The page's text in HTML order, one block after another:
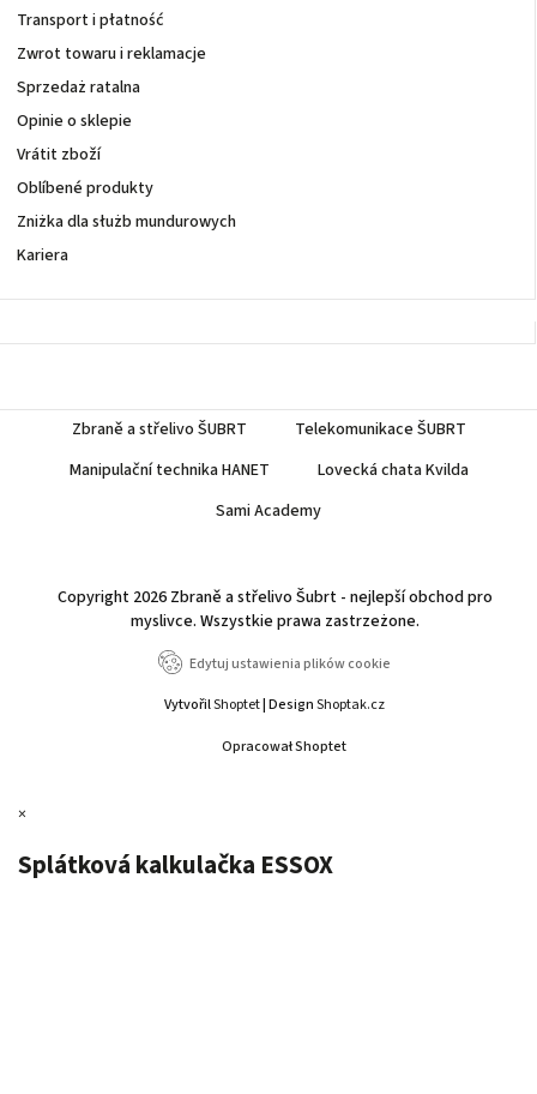
Transport i płatność
Zwrot towaru i reklamacje
Sprzedaż ratalna
Opinie o sklepie
Vrátit zboží
Oblíbené produkty
Zniżka dla służb mundurowych
Kariera
Zbraně a střelivo ŠUBRT
Telekomunikace ŠUBRT
Manipulační technika HANET
Lovecká chata Kvilda
Sami Academy
Opracował Shoptet
Copyright 2026 Zbraně a střelivo Šubrt - nejlepší obchod pro
myslivce. Wszystkie prawa zastrzeżone.
Edytuj ustawienia plików cookie
VytvořilShoptet| DesignShoptak.cz
×
Splátková kalkulačka ESSOX